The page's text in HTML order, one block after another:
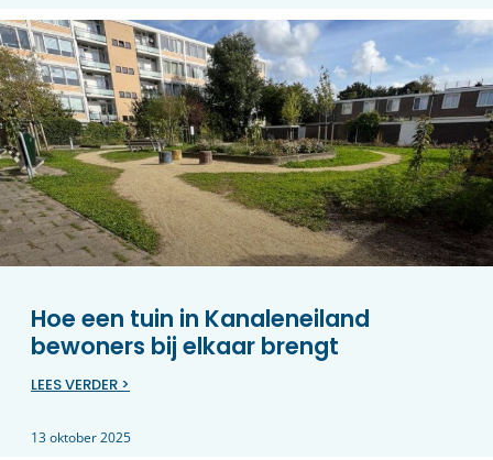
Hoe een tuin in Kanaleneiland
bewoners bij elkaar brengt
LEES VERDER >
13 oktober 2025